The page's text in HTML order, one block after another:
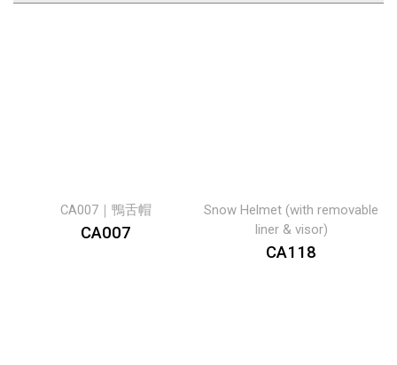
CA007｜鴨舌帽
CA007
Snow Helmet (with removable
liner & visor)
CA118